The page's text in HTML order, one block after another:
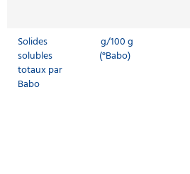
Solides
solubles
totaux par
Babo
g/100 g
(°Babo)